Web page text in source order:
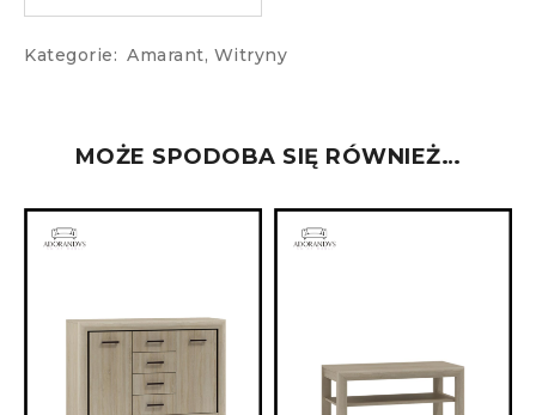
Kategorie: Amarant, Witryny
MOŻE SPODOBA SIĘ RÓWNIEŻ…